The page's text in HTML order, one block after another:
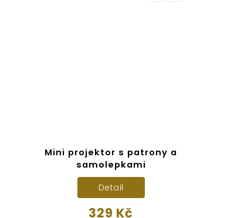
Mini projektor s patrony a
samolepkami
329 Kč
Detail